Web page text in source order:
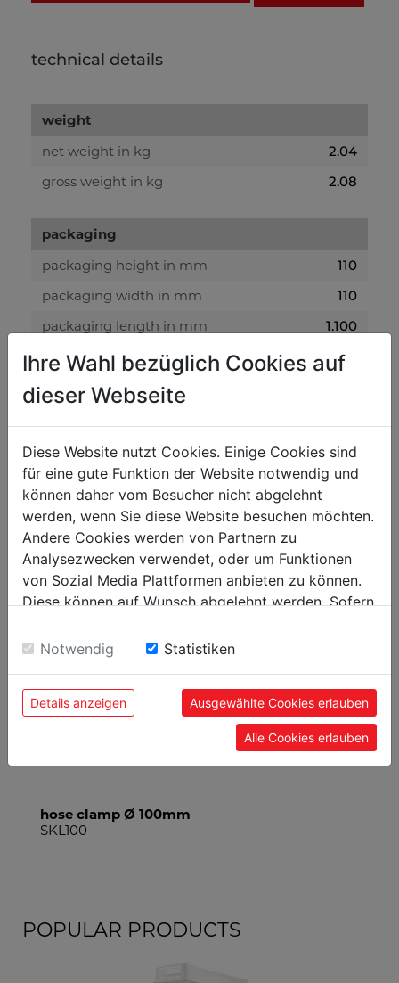
technical details
weight
net weight in kg
2.04
gross weight in kg
2.08
packaging
packaging height in mm
110
packaging width in mm
110
packaging length in mm
1.100
EAN code
RECOMMENDED PRODUCT
ACCESSORIES
hose clamp Ø 100mm
SKL100
POPULAR PRODUCTS
Ihre Wahl bezüglich Cookies auf
dieser Webseite
Diese Website nutzt Cookies. Einige Cookies sind
für eine gute Funktion der Website notwendig und
können daher vom Besucher nicht abgelehnt
werden, wenn Sie diese Website besuchen möchten.
Andere Cookies werden von Partnern zu
Analysezwecken verwendet, oder um Funktionen
von Sozial Media Plattformen anbieten zu können.
Diese können auf Wunsch abgelehnt werden. Sofern
Einwilligung zu unseren Cookies.
Notwendig Statistiken
Details anzeigen Ausgewählte Cookies erlauben
Alle Cookies erlauben